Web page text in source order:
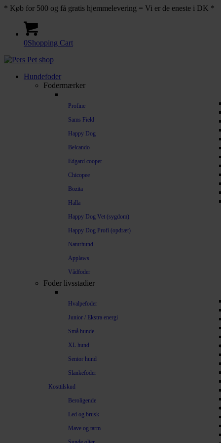
* Køb for 500 og få gratis hjemmelevering = Vi er de eneste i DK *
0Shopping Cart
Hundefoder
Fodermærker
Profine
Sams Field
Happy Dog
Belcando
Edgard cooper
Chicopee
Bozita
Halla
Happy Dog Vet (sygdom)
Happy Dog Profi (opdræt)
Naturhund
Applaws
Vådfoder
Foder livsstadier
Hvalpefoder
Junior / Ekstra energi
Små hunde
XL hund
Senior hund
Slankefoder
Kosttilskud
Beroligende
Led og brusk
Mave og tarm